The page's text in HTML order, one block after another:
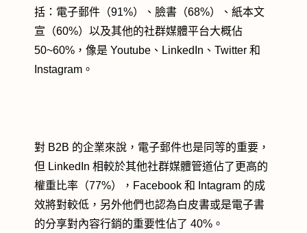
括：電子郵件（91%）、臉書（68%）、紙本文
宣（60%）以及其他的社群媒體平台大概佔
50~60%，像是 Youtube、LinkedIn、Twitter 和
Instagram。
對 B2B 的企業來說，電子郵件也是同等的重要，
但 LinkedIn 相較於其他社群媒體管道佔了更高的
權重比率（77%），Facebook 和 Intagram 的成
效將對較低，另外他們也認為白皮書或是電子書
的分享對內容行銷的重要性佔了 40%。